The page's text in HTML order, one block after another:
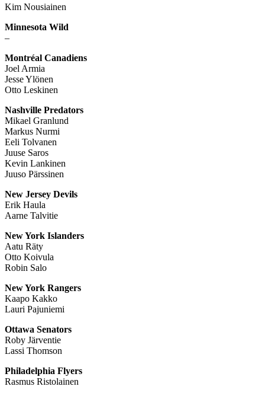
Kim Nousiainen
Minnesota Wild
–
Montréal Canadiens
Joel Armia
Jesse Ylönen
Otto Leskinen
Nashville Predators
Mikael Granlund
Markus Nurmi
Eeli Tolvanen
Juuse Saros
Kevin Lankinen
Juuso Pärssinen
New Jersey Devils
Erik Haula
Aarne Talvitie
New York Islanders
Aatu Räty
Otto Koivula
Robin Salo
New York Rangers
Kaapo Kakko
Lauri Pajuniemi
Ottawa Senators
Roby Järventie
Lassi Thomson
Philadelphia Flyers
Rasmus Ristolainen